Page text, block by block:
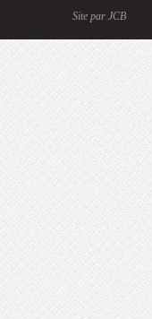
Site par JCB